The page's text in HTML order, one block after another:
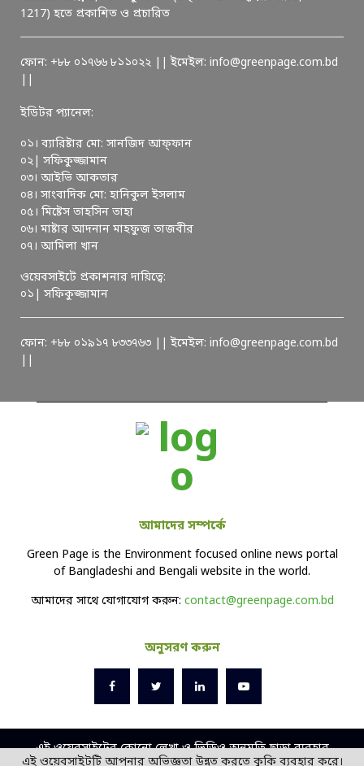
1217) হতে প্রকাশিত ও প্রচারিত
ফোন: +৮৮ ০১৭৬৬ ৮১১০২২ || ইমেইল: info@greenpage.com.bd
ইডিটর প্যানেল:
০১। ব্যারিষ্টার মো: সানজিদ আফ্ফান
০২| সফিকুজ্জামান
০৩। আইভি আকতার
০৪। সাংবাদিক মো: হানিকুল ইসলাম
০৫। মিষ্টেস তাহসিন তাহা
০৬। মাষ্টার আদনান মাহফুজ তাজবীর
০৭। আমিলা খান
ওয়েবসাইটে প্রকাশনার দায়িত্বে:
০১| সফিকুজ্জামান
ফোন: +৮৮ ০১৯১৭ ৮৩৩৭৬৩ || ইমেইল: info@greenpage.com.bd
আমাদের সম্পর্কে
Green Page is the Environment focused online news portal
of Bangladeshi and Bengali website in the world.
আমাদের সাথে যোগাযোগ করুন: contact@greenpage.com.bd
অনুসরণ করুন
এই ওয়েবসাইটের কোনো লেখা ও ভিডিও অনুমতি ছাড়া ব্যবহার
এই ওয়েবসাইটটি আপনার অভিজ্ঞতা উন্নত করতে কুকি ব্যবহার করে।